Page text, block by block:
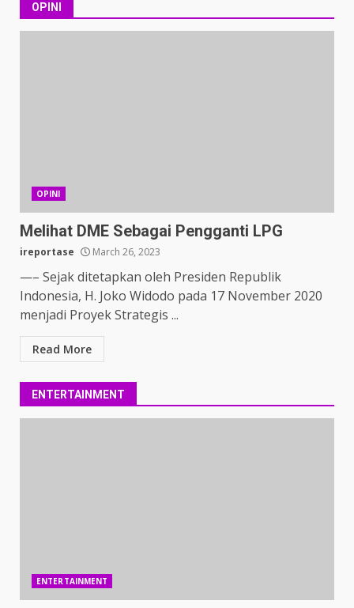
OPINI
OPINI
Melihat DME Sebagai Pengganti LPG
ireportase March 26, 2023
—– Sejak ditetapkan oleh Presiden Republik
Indonesia, H. Joko Widodo pada 17 November 2020
menjadi Proyek Strategis ...
Read More
ENTERTAINMENT
ENTERTAINMENT